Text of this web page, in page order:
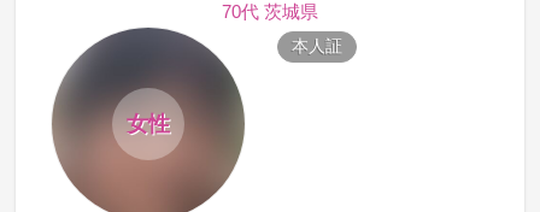
70代 茨城県
女性
本人証